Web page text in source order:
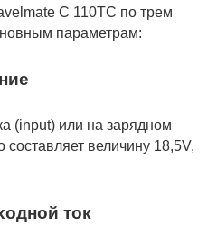
C 110TC по трем
параметрам:
(input) или на зарядном
величину 18,5V,
ток